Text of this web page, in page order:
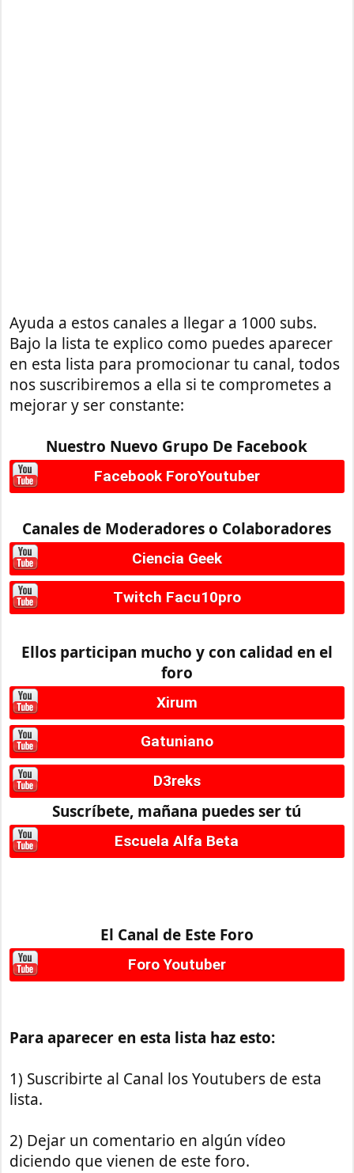
Ayuda a estos canales a llegar a 1000 subs.
Bajo la lista te explico como puedes aparecer
en esta lista para promocionar tu canal, todos
nos suscribiremos a ella si te comprometes a
mejorar y ser constante:
Nuestro Nuevo Grupo De Facebook
Facebook ForoYoutuber
Canales de Moderadores o Colaboradores
Ciencia Geek
Twitch Facu10pro
Ellos participan mucho y con calidad en el
foro
Xirum
Gatuniano
D3reks
Suscríbete, mañana puedes ser tú
Escuela Alfa Beta
El Canal de Este Foro
Foro Youtuber
Para aparecer en esta lista haz esto:
1) Suscribirte al Canal los Youtubers de esta
lista.
2) Dejar un comentario en algún vídeo
diciendo que vienen de este foro.